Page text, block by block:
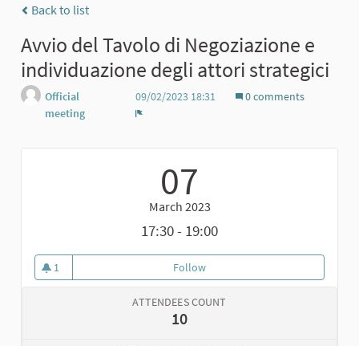
Back to list
Avvio del Tavolo di Negoziazione e
individuazione degli attori strategici
Official
meeting
09/02/2023 18:31
0 comments
07
March 2023
17:30 - 19:00
1
1 follower
FollowAvvio del Tavolo di
ATTENDEES COUNT
10